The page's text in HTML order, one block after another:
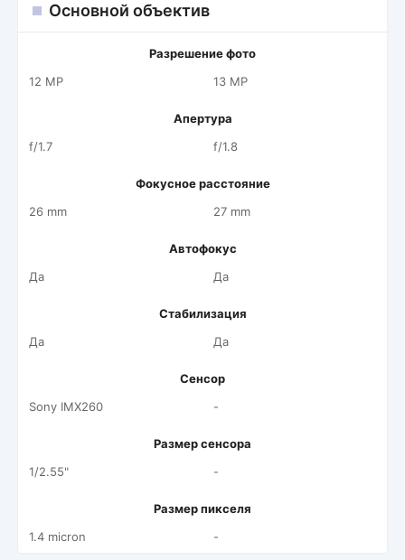
Основной объектив
Разрешение фото
12 MP
13 MP
Апертура
f/1.7
f/1.8
Фокусное расстояние
26 mm
27 mm
Автофокус
Да
Да
Стабилизация
Да
Да
Сенсор
Sony IMX260
-
Размер сенсора
1/2.55"
-
Размер пикселя
1.4 micron
-